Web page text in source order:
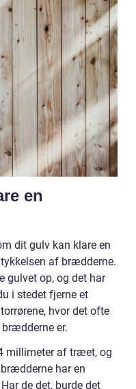
en
dit gulv kan klare en
af brædderne.
gulvet op, og det har
i stedet fjerne et
hvor det ofte
er.
millimeter af træet, og
har en
de det, burde det